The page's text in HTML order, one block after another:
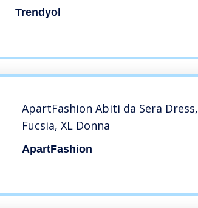
Trendyol
ApartFashion Abiti da Sera Dress,
Fucsia, XL Donna
ApartFashion